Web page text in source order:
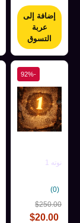
إضافة إلى
عربة
التسوق
نوته 1
$250.00
$20.00